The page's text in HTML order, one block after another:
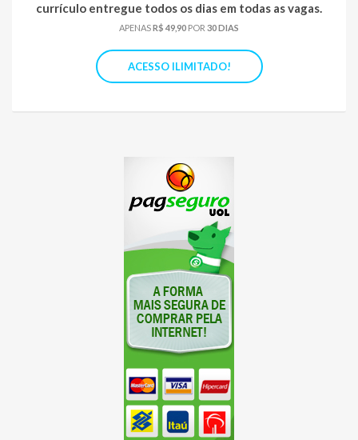
currículo entregue todos os dias em todas as vagas.
APENASR$ 49,90 POR 30 DIAS
ACESSO ILIMITADO!